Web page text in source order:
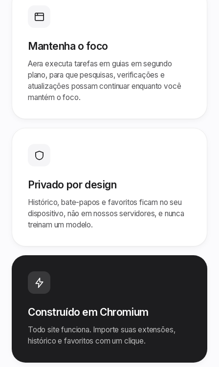
Mantenha o foco
Aera executa tarefas em guias em segundo
plano, para que pesquisas, verificações e
atualizações possam continuar enquanto você
mantém o foco.
Privado por design
Histórico, bate-papos e favoritos ficam no seu
dispositivo, não em nossos servidores, e nunca
treinam um modelo.
Construído em Chromium
Todo site funciona. Importe suas extensões,
histórico e favoritos com um clique.